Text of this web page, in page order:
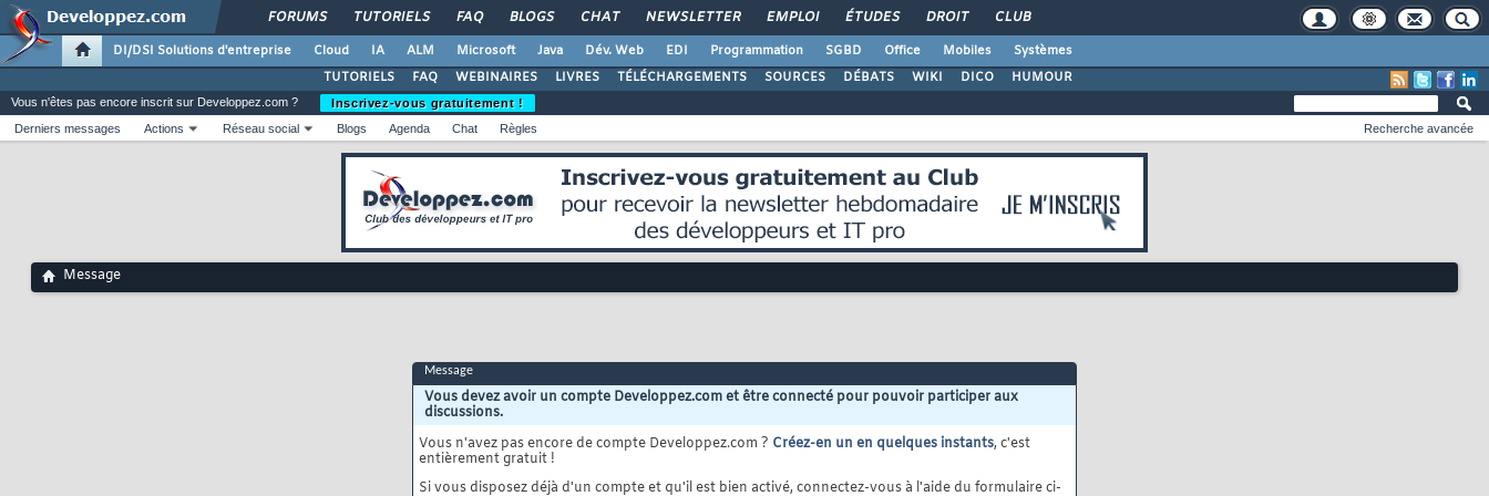
FORUMS TUTORIELS FAQ BLOGS CHAT NEWSLETTER EMPLOI ÉTUDES DROIT CLUB
DI/DSI Solutions d'entreprise Cloud IA ALM Microsoft Java Dév. Web EDI Programmation SGBD Office Mobiles
Systèmes
TUTORIELS
FAQ WEBINAIRES LIVRES TÉLÉCHARGEMENTS SOURCES DÉBATS WIKI DICO HUMOUR
Vous n'êtes pas encore inscrit sur Developpez.com ?
Inscrivez-vous gratuitement !
Derniers messages
Actions Réseau social Blogs Agenda Chat Règles Recherche avancée
Message
Message
Vous devez avoir un compte Developpez.com et être connecté pour pouvoir participer aux
discussions.
Vous n'avez pas encore de compte Developpez.com ? Créez-en un en quelques instants, c'est
entièrement gratuit !
Si vous disposez déjà d'un compte et qu'il est bien activé, connectez-vous à l'aide du formulaire ci-